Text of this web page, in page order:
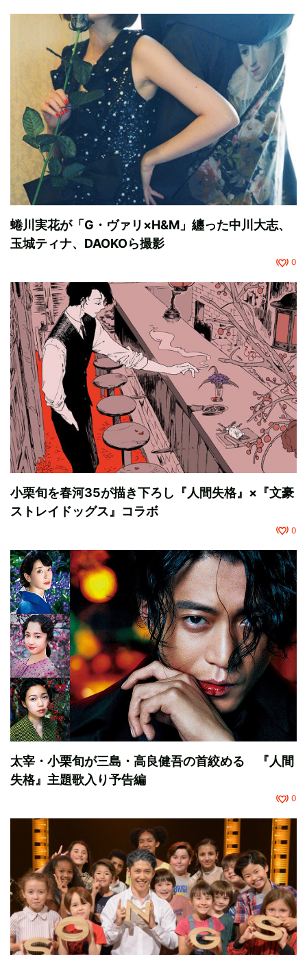
蜷川実花が「G・ヴァリ×H&M」纏った中川大志、
玉城ティナ、DAOKOら撮影
0
小栗旬を春河35が描き下ろし『人間失格』×『文豪
ストレイドッグス』コラボ
0
太宰・小栗旬が三島・高良健吾の首絞める 『人間
失格』主題歌入り予告編
0